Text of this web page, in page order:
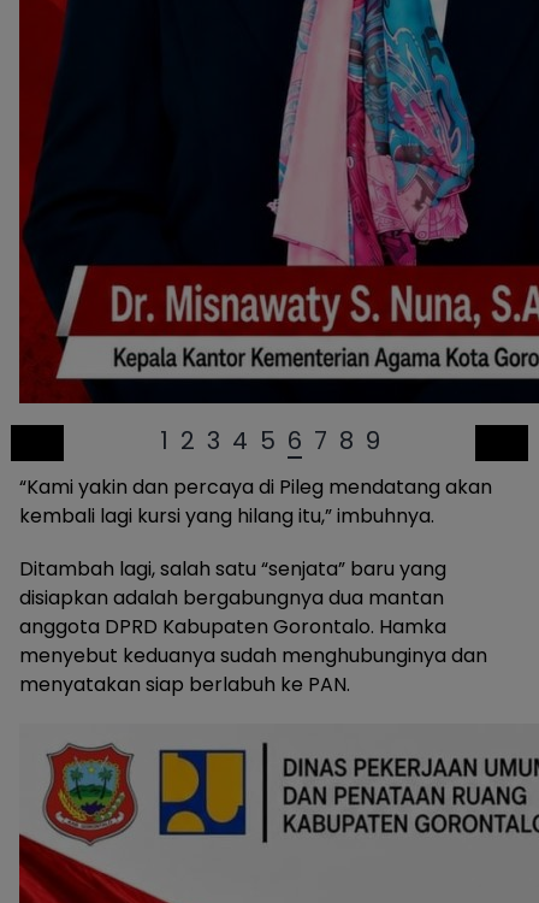
1 2 3 4 5 6 7 8 9
“Kami yakin dan percaya di Pileg mendatang akan
kembali lagi kursi yang hilang itu,” imbuhnya.
Ditambah lagi, salah satu “senjata” baru yang
disiapkan adalah bergabungnya dua mantan
anggota DPRD Kabupaten Gorontalo. Hamka
menyebut keduanya sudah menghubunginya dan
menyatakan siap berlabuh ke PAN.